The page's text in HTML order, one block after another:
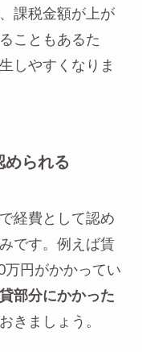
課税金額が上が
こともあるた
しやすくなりま
められる
経費として認め
です。例えば賃
万円がかかってい
部分にかかった
きましょう。